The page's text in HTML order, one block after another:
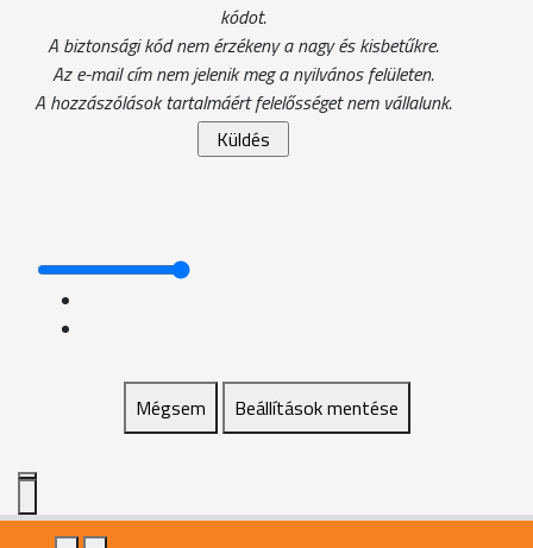
kódot.
A biztonsági kód nem érzékeny a nagy és kisbetűkre.
Az e-mail cím nem jelenik meg a nyilvános felületen.
A hozzászólások tartalmáért felelősséget nem vállalunk.
Mégsem Beállítások mentése